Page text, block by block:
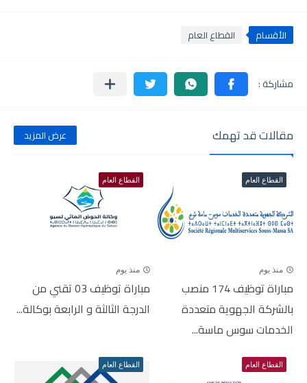
الأقسام القطاع العام
مقالات قد تهمك عرض المزيد
القطاع العام
منذ يوم
مباراة توظيف 174 منصب
بالشركة الجهوية متعددة
الخدمات سوس ماسة...
القطاع العام
منذ يوم
مباراة توظيف 03 تقني من
الدرجة الثالثة و الرابعة بوكالة...
القطاع العام القطاع العام